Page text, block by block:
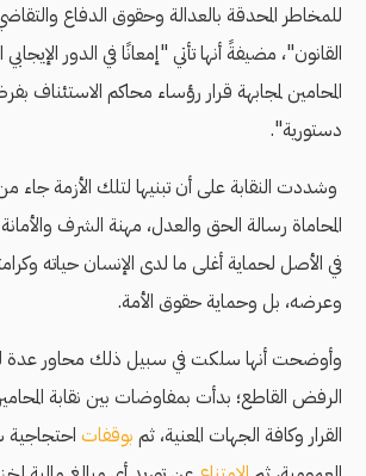
للمخاطر المحدقة بالعدالة وحقوق الدفاع
القانون"، مضيفةً أنها تأتي "إمعانًا في الدور
المحامين لمجابهة قرار رؤساء محاكم الاستئناف
دستورية".
وشددت النقابة على أن تبنيها لتلك الأزمة
المحاماة رسالة الحق والعدل، مهنة الشرف
في الأصل لحماية أغلى ما لدى الإنسان حياته
وعرضه، بل وحماية حقوق الأمة.
وأوضحت أنها سلكت في سبيل ذلك محاور عدة
الرفض القاطع؛ بدأت بمفاوضات بين نقابة
القرار وكافة الجهات المعنية، ثم بوقفات